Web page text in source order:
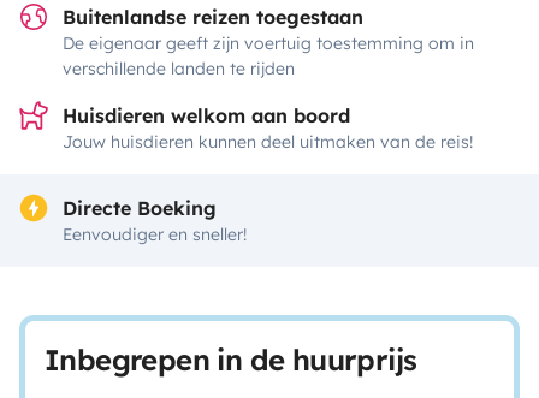
Buitenlandse reizen toegestaan
De eigenaar geeft zijn voertuig toestemming om in
verschillende landen te rijden
Huisdieren welkom aan boord
Jouw huisdieren kunnen deel uitmaken van de reis!
Directe Boeking
Eenvoudiger en sneller!
Inbegrepen in de huurprijs